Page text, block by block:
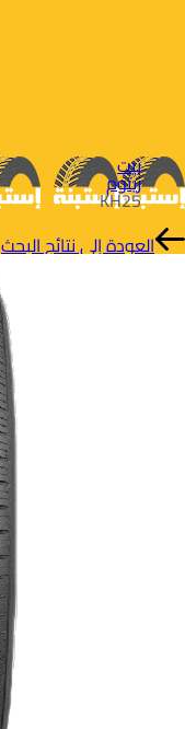
بيت
زيتوم
KH25
العودة إلى نتائج البحث